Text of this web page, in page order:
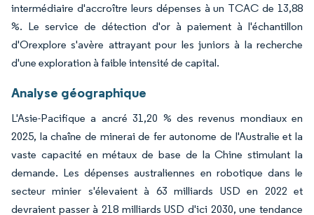
intermédiaire d'accroître leurs dépenses à un TCAC de 13,88
%. Le service de détection d'or à paiement à l'échantillon
d'Orexplore s'avère attrayant pour les juniors à la recherche
d'une exploration à faible intensité de capital.
Analyse géographique
L'Asie-Pacifique a ancré 31,20 % des revenus mondiaux en
2025, la chaîne de minerai de fer autonome de l'Australie et la
vaste capacité en métaux de base de la Chine stimulant la
demande. Les dépenses australiennes en robotique dans le
secteur minier s'élevaient à 63 milliards USD en 2022 et
devraient passer à 218 milliards USD d'ici 2030, une tendance